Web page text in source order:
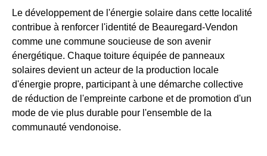
Le développement de l'énergie solaire dans cette localité
contribue à renforcer l'identité de Beauregard-Vendon
comme une commune soucieuse de son avenir
énergétique. Chaque toiture équipée de panneaux
solaires devient un acteur de la production locale
d'énergie propre, participant à une démarche collective
de réduction de l'empreinte carbone et de promotion d'un
mode de vie plus durable pour l'ensemble de la
communauté vendonoise.